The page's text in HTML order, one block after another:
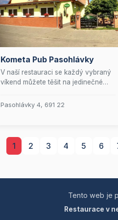
Kometa Pub Pasohlávky
V naší restauraci se každý vybraný
víkend můžete těšit na jedinečné
gurmánské zážitky, večírky s
na zahrádce s venkovním barem.
Rodiny s dětmi jistě ocení přístupné
zajišťuje zábavu pro nejmenší
Pasohlávky 4, 691 22
1 2 3 4 5 6
Tento web je
Restaurace v